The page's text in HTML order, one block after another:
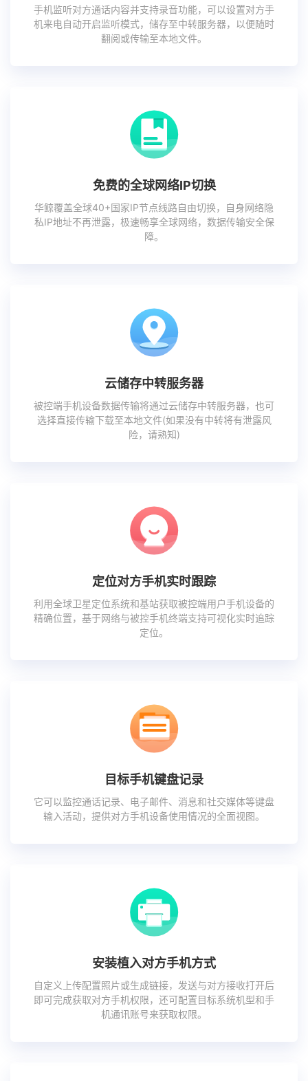
手机监听对方通话内容并支持录音功能，可以设置对方手
机来电自动开启监听模式，储存至中转服务器，以便随时
翻阅或传输至本地文件。
免费的全球网络IP切换
华鲸覆盖全球40+国家IP节点线路自由切换，自身网络隐
私IP地址不再泄露，极速畅享全球网络，数据传输安全保
障。
云储存中转服务器
被控端手机设备数据传输将通过云储存中转服务器，也可
选择直接传输下载至本地文件(如果没有中转将有泄露风
险，请熟知)
定位对方手机实时跟踪
利用全球卫星定位系统和基站获取被控端用户手机设备的
精确位置，基于网络与被控手机终端支持可视化实时追踪
定位。
目标手机键盘记录
它可以监控通话记录、电子邮件、消息和社交媒体等键盘
输入活动，提供对方手机设备使用情况的全面视图。
安装植入对方手机方式
自定义上传配置照片或生成链接，发送与对方接收打开后
即可完成获取对方手机权限，还可配置目标系统机型和手
机通讯账号来获取权限。